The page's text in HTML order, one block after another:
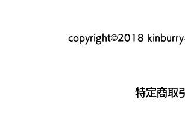
copyright©2018
特定商取